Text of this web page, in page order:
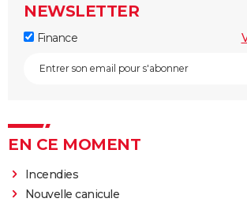
NEWSLETTER
Finance
EN CE MOMENT
Incendies
Nouvelle canicule